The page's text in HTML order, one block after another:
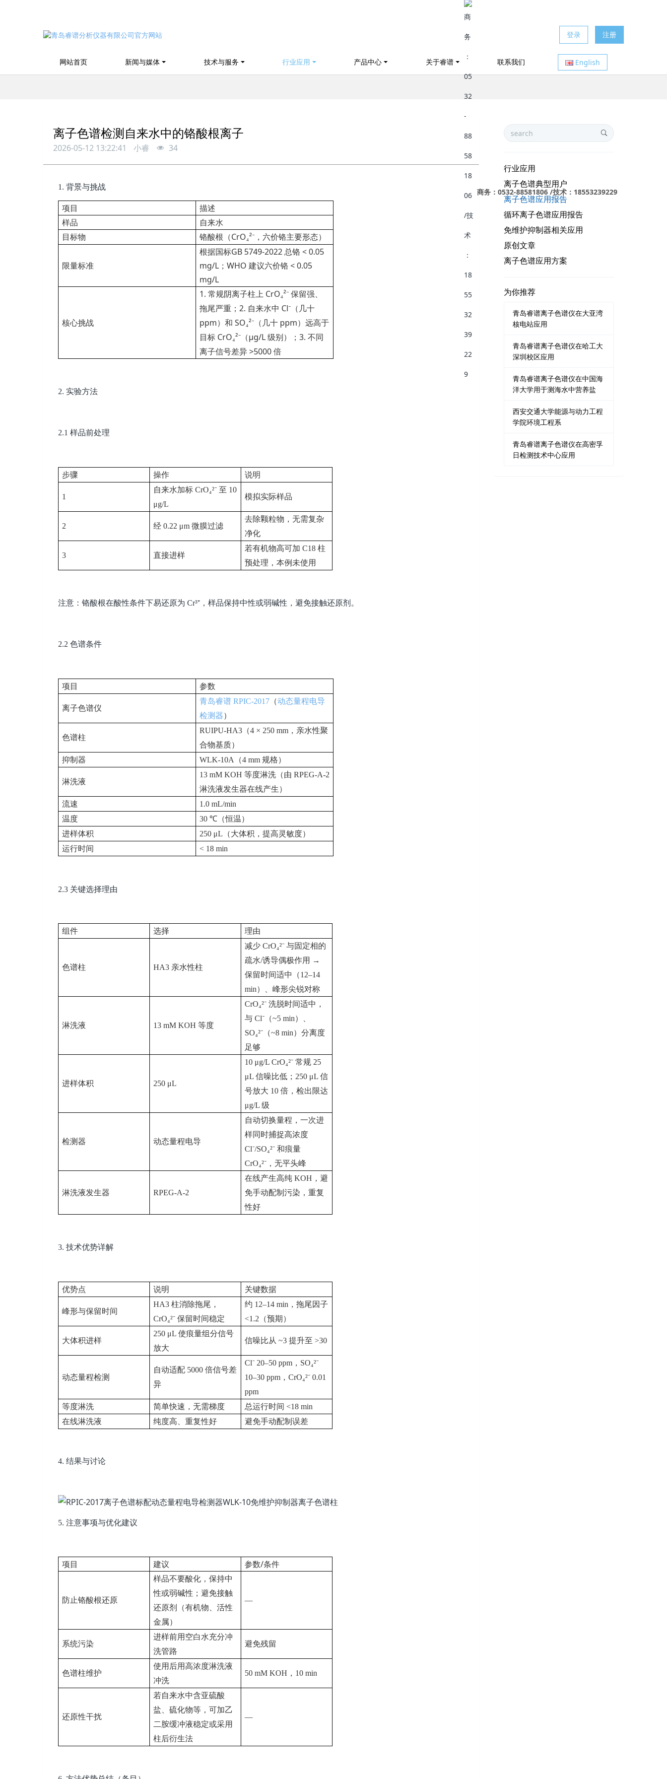
商务：0532-88581806 /技术：18553239229
登录 注册
网站首页 新闻与媒体 技术与服务 行业应用 产品中心 关于睿谱 联系我们 English
离子色谱检测自来水中的铬酸根离子
2026-05-12 13:22:41 小睿 34
1. 背景与挑战
项目
描述
样品
自来水
目标物
铬酸根（CrO₄²⁻ ，六价铬主要形态）
限量标准
根据国标GB 5749-2022 总铬 < 0.05
mg/L；WHO 建议六价铬 < 0.05
mg/L
核心挑战
1. 常规阴离子柱上 CrO₄²⁻ 保留强、
拖尾严重；2. 自来水中 Cl⁻ （几十
ppm）和 SO₄²⁻ （几十 ppm）远高于
目标 CrO₄²⁻ （μg/L 级别）；3. 不同
离子信号差异 >5000 倍
2. 实验方法
2.1 样品前处理
步骤 操作 说明
1
自来水加标 CrO₄²⁻ 至 10
μg/L
模拟实际样品
2 经 0.22 μm 微膜过滤
去除颗粒物，无需复杂
净化
3 直接进样
若有机物高可加 C18 柱
预处理，本例未使用
注意：铬酸根在酸性条件下易还原为 Cr³⁺ ，样品保持中性或弱碱性，避免接触还原剂。
2.2 色谱条件
项目 参数
离子色谱仪
青岛睿谱 RPIC-2017 （动态量程电导
检测器）
色谱柱
RUIPU-HA3 （4 × 250 mm ，亲水性聚
合物基质）
抑制器
WLK-10A （4 mm 规格）
淋洗液
13 mM KOH 等度淋洗（由 RPEG-A-2
淋洗液发生器在线产生）
流速
1.0 mL/min
温度
30 ℃ （恒温）
进样体积
250 μL （大体积，提高灵敏度）
运行时间
< 18 min
2.3 关键选择理由
组件 选择 理由
色谱柱 HA3 亲水性柱
减少 CrO₄²⁻ 与固定相的
疏水/诱导偶极作用 →
保留时间适中（12–14
min）、峰形尖锐对称
淋洗液 13 mM KOH 等度
CrO₄²⁻ 洗脱时间适中，
与 Cl⁻ （~5 min）、
SO₄²⁻ （~8 min）分离度
足够
进样体积 250 μL
10 μg/L CrO₄²⁻ 常规 25
μL 信噪比低； 250 μL 信
号放大 10 倍，检出限达
μg/L 级
检测器 动态量程电导
自动切换量程，一次进
样同时捕捉高浓度
Cl⁻/SO₄²⁻ 和痕量
CrO₄²⁻ ，无平头峰
淋洗液发生器 RPEG-A-2
在线产生高纯 KOH ，避
免手动配制污染，重复
性好
3. 技术优势详解
优势点 说明 关键数据
峰形与保留时间
HA3 柱消除拖尾，
CrO₄²⁻ 保留时间稳定
约 12–14 min ，拖尾因子
<1.2 （预期）
大体积进样
250 μL 使痕量组分信号
放大
信噪比从 ~3 提升至 >30
动态量程检测
自动适配 5000 倍信号差
异
Cl⁻ 20–50 ppm ， SO₄²⁻
10–30 ppm ， CrO₄²⁻ 0.01
ppm
等度淋洗
简单快速，无需梯度 总运行时间 <18 min
在线淋洗液
纯度高、重复性好 避免手动配制误差
4. 结果与讨论
5. 注意事项与优化建议
项目 建议 参数/条件
防止铬酸根还原
样品不要酸化，保持中
性或弱碱性；避免接触
还原剂（有机物、活性
金属）
—
系统污染
进样前用空白水充分冲
洗管路
避免残留
色谱柱维护
使用后用高浓度淋洗液
冲洗
50 mM KOH ， 10 min
还原性干扰
若自来水中含亚硫酸
盐、硫化物等，可加乙
二胺缓冲液稳定或采用
柱后衍生法
—
行业应用
离子色谱典型用户
离子色谱应用报告
循环离子色谱应用报告
免维护抑制器相关应用
原创文章
离子色谱应用方案
为你推荐
青岛睿谱离子色谱仪在大亚湾
核电站应用
青岛睿谱离子色谱仪在哈工大
深圳校区应用
青岛睿谱离子色谱仪在中国海
洋大学用于测海水中营养盐
西安交通大学能源与动力工程
学院环境工程系
青岛睿谱离子色谱仪在高密孚
日检测技术中心应用